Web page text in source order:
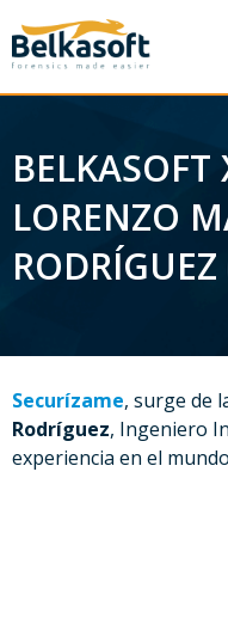
LORENZO
Securízame, surge de
Rodríguez, Ingeniero
experiencia en el